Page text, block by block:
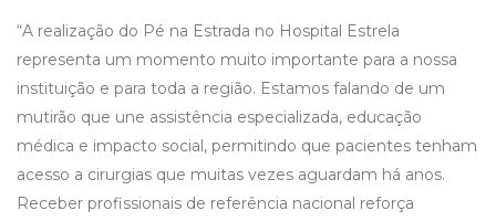
“A realização do Pé na Estrada no Hospital Estrela
representa um momento muito importante para a nossa
instituição e para toda a região. Estamos falando de um
mutirão que une assistência especializada, educação
médica e impacto social, permitindo que pacientes tenham
acesso a cirurgias que muitas vezes aguardam há anos.
Receber profissionais de referência nacional reforça